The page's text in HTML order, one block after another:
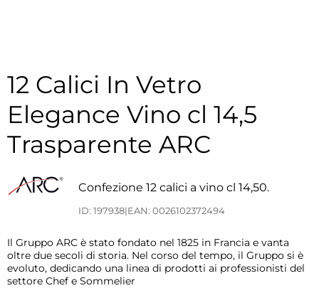
12 Calici In Vetro
Elegance Vino cl 14,5
Trasparente ARC
Confezione 12 calici a vino cl 14,50.
ID: 197938|EAN: 0026102372494
Il Gruppo ARC è stato fondato nel 1825 in Francia e vanta
oltre due secoli di storia. Nel corso del tempo, il Gruppo si è
evoluto, dedicando una linea di prodotti ai professionisti del
settore Chef e Sommelier